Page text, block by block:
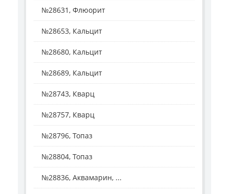
№28631, Флюорит
№28653, Кальцит
№28680, Кальцит
№28689, Кальцит
№28743, Кварц
№28757, Кварц
№28796, Топаз
№28804, Топаз
№28836, Аквамарин, ...